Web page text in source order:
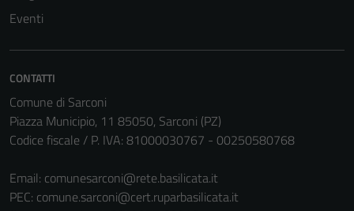
Eventi
CONTATTI
Comune di Sarconi
Piazza Municipio, 11 85050, Sarconi (PZ)
Codice fiscale / P. IVA: 81000030767 - 00250580768
Email: comunesarconi@rete.basilicata.it
PEC: comune.sarconi@cert.ruparbasilicata.it
disabilitati.
Questi cookie
informazioni
personali.